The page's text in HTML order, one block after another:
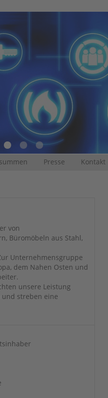
Presse Kontakt
von
Büromöbeln aus Stahl,
Unternehmensgruppe
dem Nahen Osten und
unsere Leistung
streben eine